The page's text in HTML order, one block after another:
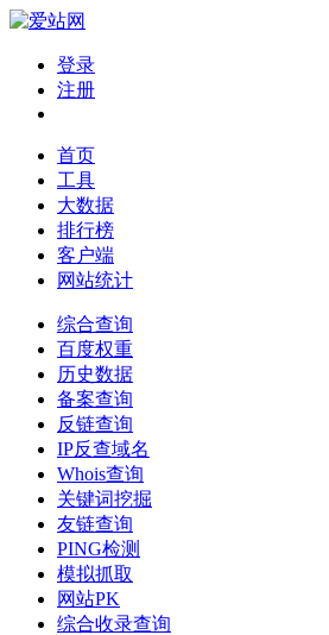
登录
注册
首页
工具
大数据
排行榜
客户端
网站统计
综合查询
百度权重
历史数据
备案查询
反链查询
IP反查域名
Whois查询
关键词挖掘
友链查询
PING检测
模拟抓取
网站PK
综合收录查询